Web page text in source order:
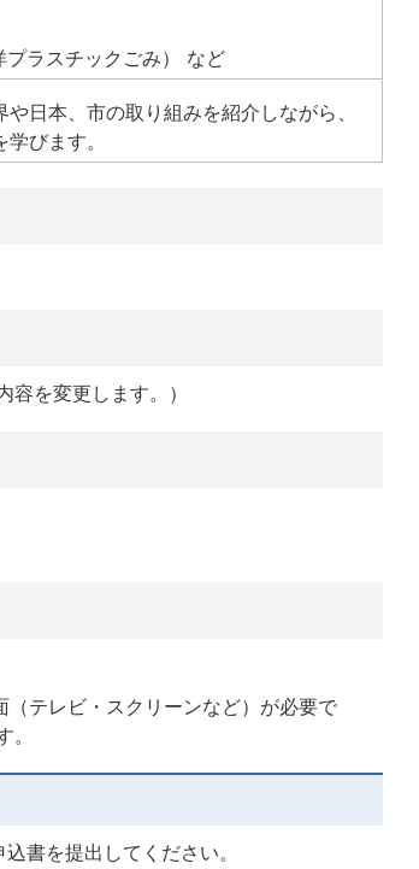
プラスチックごみ） など
日本、市の取り組みを紹介しながら、
びます。
を変更します。）
テレビ・スクリーンなど）が必要で
書を提出してください。